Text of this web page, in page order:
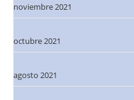
noviembre 2021
octubre 2021
agosto 2021